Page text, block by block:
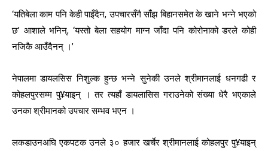
‘यतिबेला काम पनि केही पाइँदैन, उपचारसँगै सांँझ बिहानसमेत के खाने भन्ने भएको
छ’ आशाले भनिन्, ‘यस्तो बेला सहयोग माग्न जांँदा पनि कोरोनाको डरले कोही
नजिकै आउँदैनन् ।’
नेपालमा डायलसिस निशुल्क हुन्छ भन्ने सुनेकी उनले श्रीमानलाई धनगढी र
कोहलपुरसम्म पु¥याइन् । तर त्यहाँ डायलासिस गराउनेको संख्या धेरै भएकाले
उनका श्रीमानको उपचार सम्भव भएन ।
लकडाउनअघि एकपटक उनले ३० हजार खर्चेर श्रीमानलाई कोहलपुर पु¥याइन्